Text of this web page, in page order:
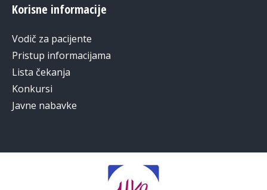
Korisne informacije
Vodič za pacijente
Pristup informacijama
Lista čekanja
Konkursi
Javne nabavke